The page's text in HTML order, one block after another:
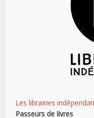
Les librairies
Passeurs de livres